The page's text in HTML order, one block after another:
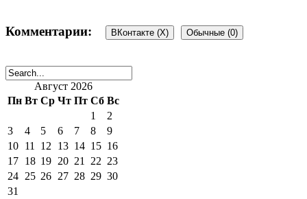
Комментарии: ВКонтакте (X) Обычные (0)
Добавить комментарий
Ваш адрес email не будет
поля помечены
Август 2026
Пн Вт Ср Чт Пт Сб Вс
1
2
3
4 5 6 7 8
9
10 11 12 13 14 15 16
17 18 19 20 21 22 23
24 25 26 27 28 29 30
31